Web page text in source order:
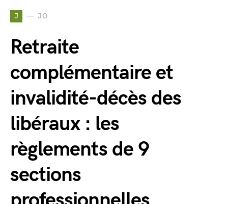
J JO
Retraite
complémentaire et
invalidité-décès des
libéraux : les
règlements de 9
sections